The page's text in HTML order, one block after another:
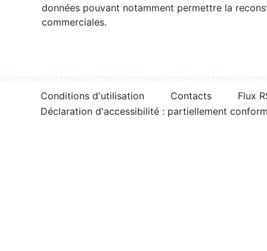
données pouvant notamment permettre la
commerciales.
Conditions d'utilisation Contacts
Flux
Déclaration d'accessibilité : partiellement